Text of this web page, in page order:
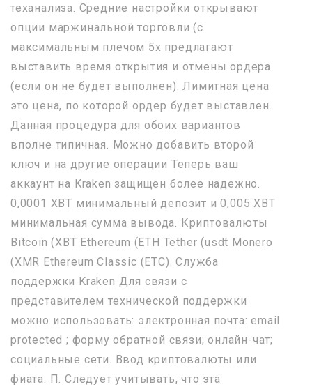
теханализа. Средние настройки открывают
опции маржинальной торговли (с
максимальным плечом 5х предлагают
выставить время открытия и отмены ордера
(если он не будет выполнен). Лимитная цена
это цена, по которой ордер будет выставлен.
Данная процедура для обоих вариантов
вполне типичная. Можно добавить второй
ключ и на другие операции Теперь ваш
аккаунт на Kraken защищен более надежно.
0,0001 XBT минимальный депозит и 0,005 XBT
минимальная сумма вывода. Криптовалюты
Bitcoin (XBT Ethereum (ETH Tether (usdt Monero
(XMR Ethereum Classic (ETC). Служба
поддержки Kraken Для связи с
представителем технической поддержки
можно использовать: электронная почта: email
protected ; форму обратной связи; онлайн-чат;
социальные сети. Ввод криптовалюты или
фиата. П. Следует учитывать, что эта